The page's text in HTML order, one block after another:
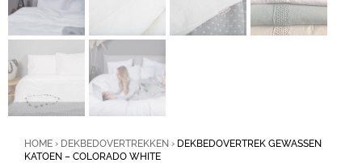
HOME › DEKBEDOVERTREKKEN › DEKBEDOVERTREK GEWASSEN
KATOEN – COLORADO WHITE